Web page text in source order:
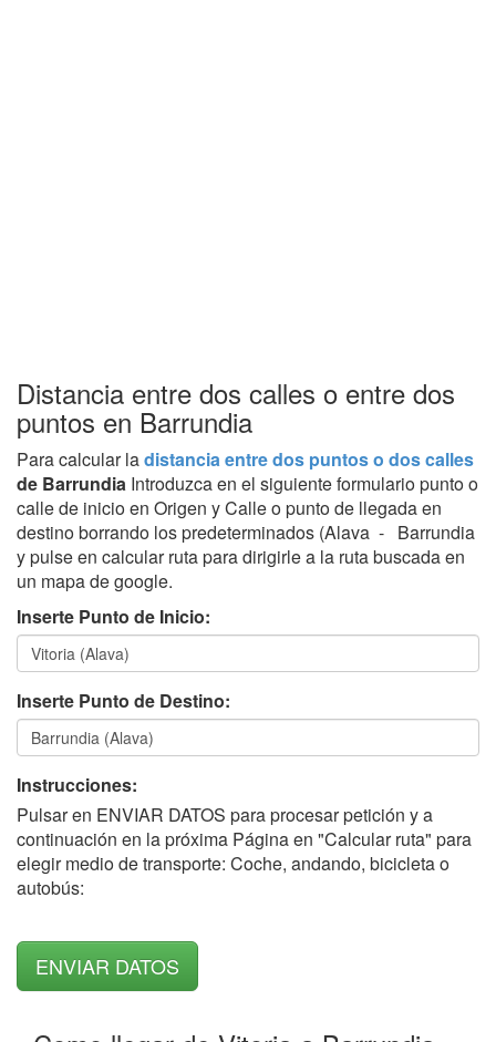
Distancia entre dos calles o entre dos
puntos en Barrundia
Para calcular ladistancia entre dos puntos o dos calles
de Barrundia Introduzca en el siguiente formulario punto o
calle de inicio en Origen y Calle o punto de llegada en
destino borrando los predeterminados (Alava - Barrundia
y pulse en calcular ruta para dirigirle a la ruta buscada en
un mapa de google.
Inserte Punto de Inicio:
Inserte Punto de Destino:
Instrucciones:
Pulsar en ENVIAR DATOS para procesar petición y a
continuación en la próxima Página en "Calcular ruta" para
elegir medio de transporte: Coche, andando, bicicleta o
autobús: